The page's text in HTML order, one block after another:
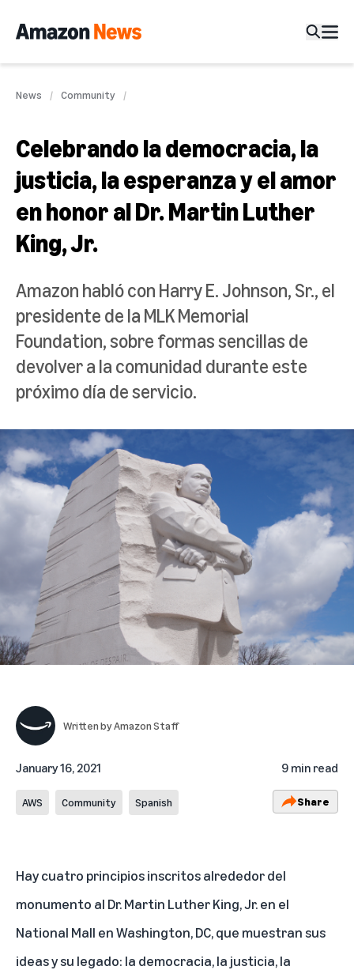
News Community
Celebrando la democracia, la
justicia, la esperanza y el amor
en honor al Dr. Martin Luther
King, Jr.
Amazon habló con Harry E. Johnson, Sr., el
presidente de la MLK Memorial
Foundation, sobre formas sencillas de
devolver a la comunidad durante este
próximo día de servicio.
Written byAmazon Staff
January 16, 2021 9 min read
AWS Community Spanish Share
Hay cuatro principios inscritos alrededor del
monumento al Dr. Martin Luther King, Jr. en el
National Mall en Washington, DC, que muestran sus
ideas y su legado: la democracia, la justicia, la